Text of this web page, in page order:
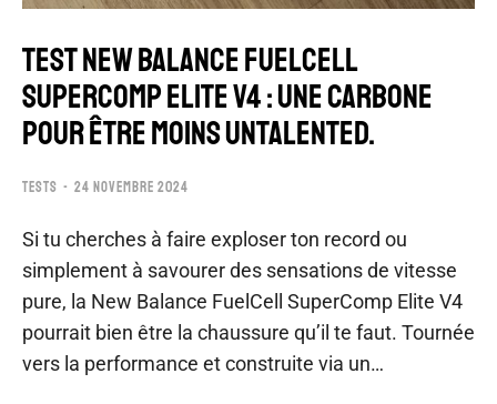
Test New Balance FuelCell
SuperComp Elite V4 : une carbone
pour être moins untalented.
TESTS 24 NOVEMBRE 2024
Si tu cherches à faire exploser ton record ou
simplement à savourer des sensations de vitesse
pure, la New Balance FuelCell SuperComp Elite V4
pourrait bien être la chaussure qu’il te faut. Tournée
vers la performance et construite via un…